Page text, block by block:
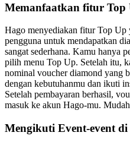
Memanfaatkan fitur Top
Hago menyediakan fitur Top Up
pengguna untuk mendapatkan
sangat sederhana. Kamu hanya
pilih menu Top Up. Setelah itu,
nominal voucher diamond yang
dengan kebutuhanmu dan ikuti
Setelah pembayaran berhasil,
masuk ke akun Hago-mu.
Mengikuti Event-event di